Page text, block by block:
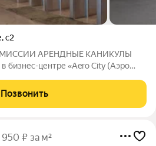
,с2
бизнес-центре «Aero City (Аэро
(НДС, эксплуатационные
Позвонить
950 ₽ за м²